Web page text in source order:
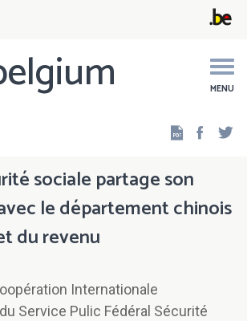
MENU
sociale partage son
le département chinois
du revenu
Internationale
Service Pulic Fédéral Sécurité